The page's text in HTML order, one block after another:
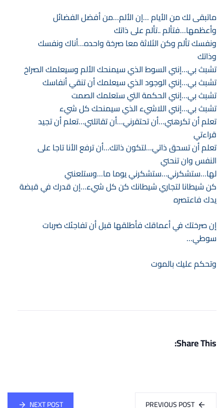
ماتبقى لك من الأيام …إن الألم…من أفضل الفضائل
وأعظمها…فتألم ..تألم على ذاتك
ونفسك تألم وكن الثلاثة معا صرخة واحده…أناك ونفسك
وذاتك
تشبث بي…إنني السوط الذي سيمنحك الألم وسيعلمك الصراخ
تشبث بي…إنني الوجود الذي سيعلمك أن تنقي أنفاسك
تشبث بي…إنني الحكمة التي ستعلمك الصمت
تشبث بي…إنني اللاشيء الذي سيمنحك كل شيء
تعلم أن تكرهني…أن تحتقرني…أن تقاتلني…تعلم أن تجيد
قراءتي
تعلم أن تسحق ذاتي…لتكون ذاتك…أن ترفع الأنا تاجا على
النفس وان تنحني
لها…ستشكرني…ستشكرني يوما ما…وستلعنني
كن شيطانا لتجاري شيطانك كن كل شيء…إن قدرك في قبضة
يدك فاعتصره
إن صرختك في أعماقك فأطلقها قبل أن تفاجئك ضربات
سوطي…
وتحكم عليك بالموت
Share This:
PREVIOUS POST
NEXT POST